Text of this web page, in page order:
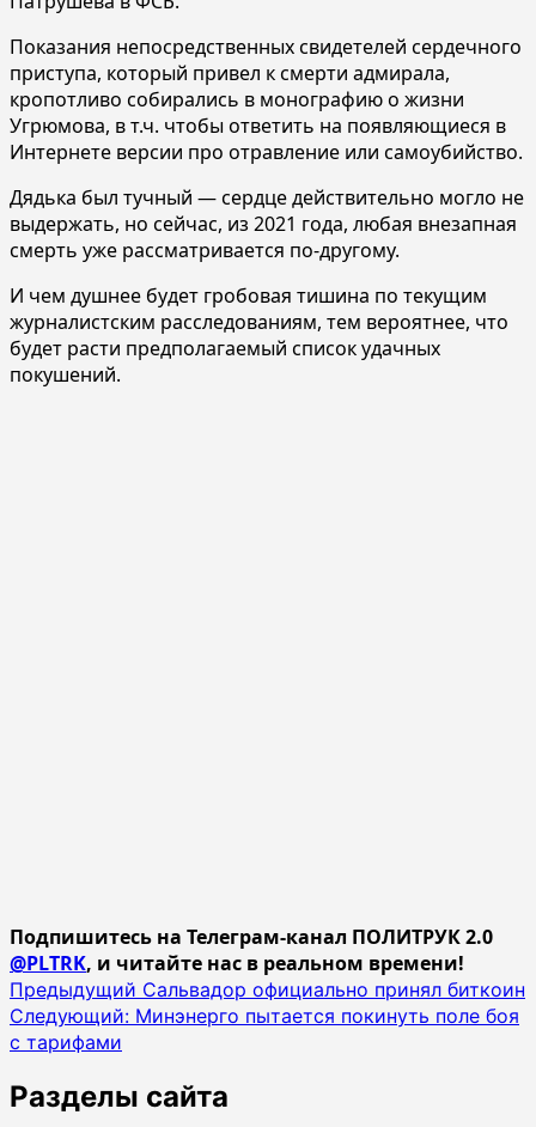
Показания непосредственных свидетелей сердечного
приступа, который привел к смерти адмирала,
кропотливо собирались в монографию о жизни
Угрюмова, в т.ч. чтобы ответить на появляющиеся в
Интернете версии про отравление или самоубийство.
Дядька был тучный — сердце действительно могло не
выдержать, но сейчас, из 2021 года, любая внезапная
смерть уже рассматривается по-другому.
И чем душнее будет гробовая тишина по текущим
журналистским расследованиям, тем вероятнее, что
будет расти предполагаемый список удачных
покушений.
Подпишитесь на Телеграм-канал ПОЛИТРУК 2.0
@PLTRK, и читайте нас в реальном времени!
Навигация
записи
Предыдущий Сальвадор официально принял биткоин
Следующий: Минэнерго пытается покинуть поле боя
с тарифами
Разделы сайта